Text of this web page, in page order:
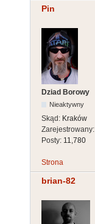
Pin
Dziad Borowy
Nieaktywny
Skąd: Kraków
Zarejestrowany:
Posty: 11,780
Strona
brian-82